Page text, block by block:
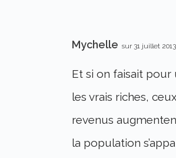
Mychelle sur 31 juillet
Et si on faisait pour
les vrais riches,
revenus
la population